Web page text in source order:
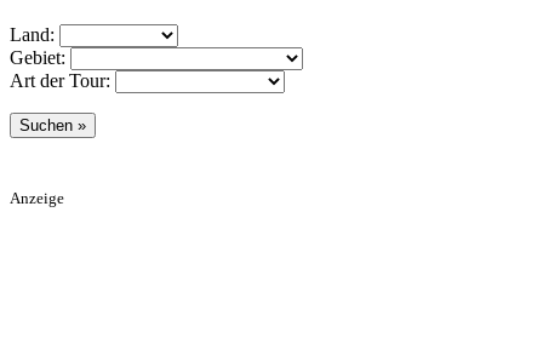
Land:
Gebiet:
Art der Tour:
Anzeige